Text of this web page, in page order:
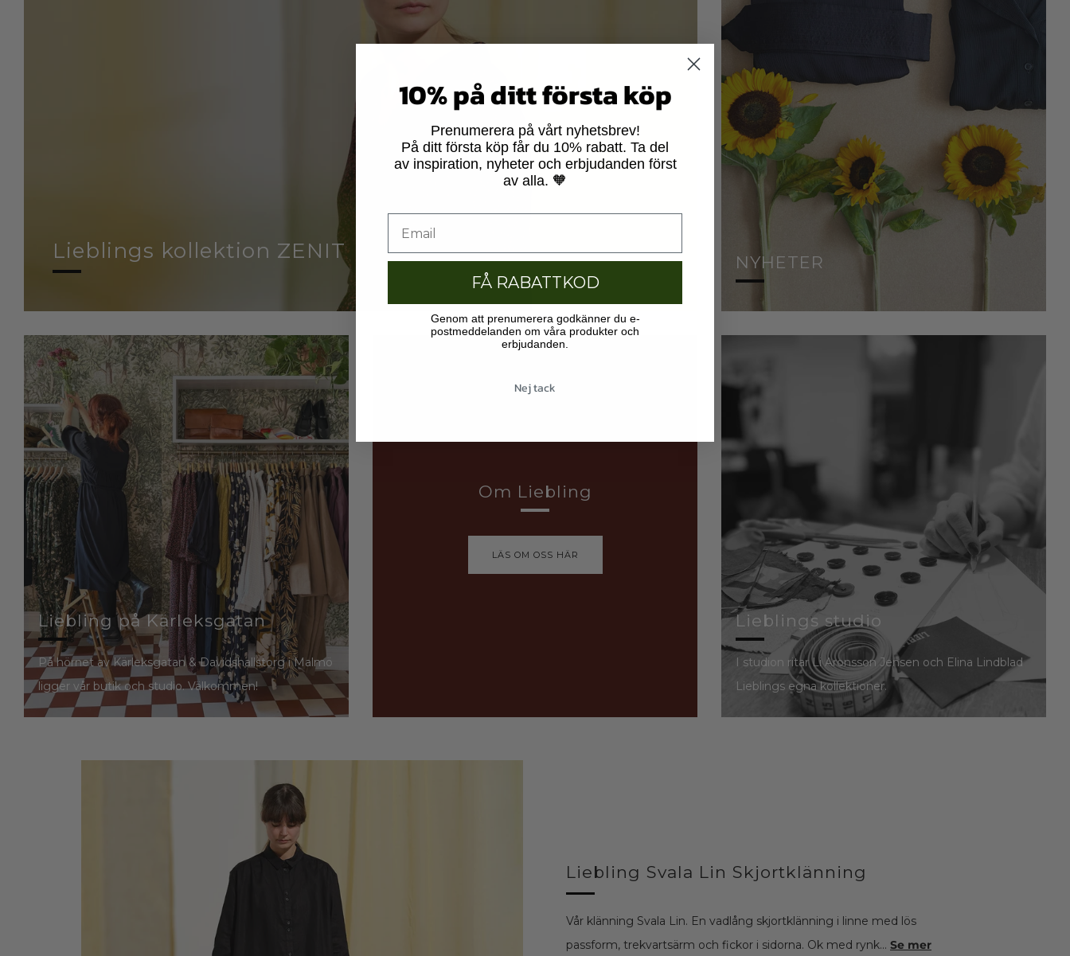
Lieblings kollektion ZENIT NYHETER
Liebling på Kärleksgatan
På hörnet av Kärleksgatan & Davidshallstorg i Malmö
ligger vår butik och studio. Välkommen!
Om Liebling
LÄS OM OSS HÄR
Lieblings studio
I studion ritar Li Aronsson Jensen och Elina Lindblad
Lieblings egna kollektioner.
Liebling Svala Lin Skjortklänning
Vår klänning Svala Lin. En vadlång skjortklänning i linne med lös
passform, trekvartsärm och fickor i sidorna. Ok med rynk... Se mer
10% på ditt första köp
Prenumerera på vårt nyhetsbrev!
På ditt första köp får du 10% rabatt. Ta del
av inspiration, nyheter och erbjudanden först
av alla. 🧡
FÅ RABATTKOD
Genom att prenumerera godkänner du e-
postmeddelanden om våra produkter och
erbjudanden.
Nej tack